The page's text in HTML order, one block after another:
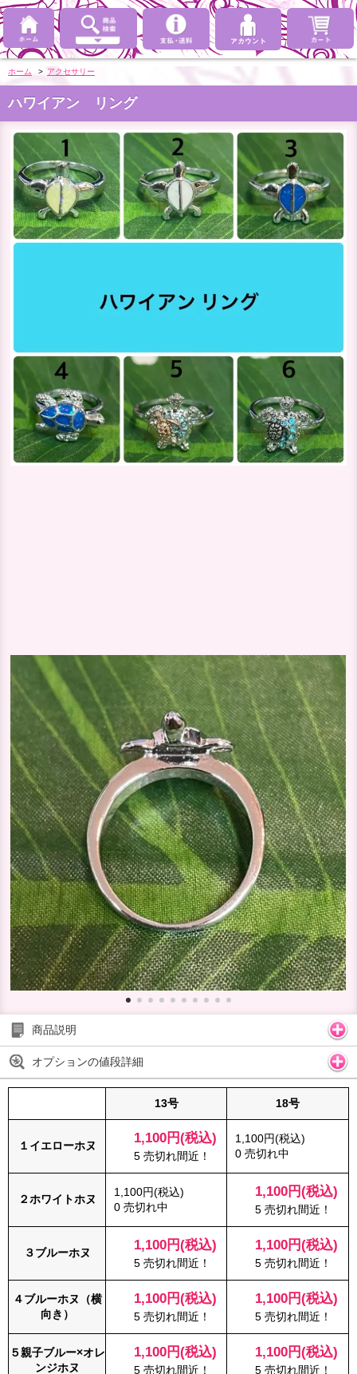
ホーム > アクセサリー
ハワイアン リング
商品説明
オプションの値段詳細
13号 18号
１イエローホヌ 1,100円(税込)
5 売切れ間近！
1,100円(税込)
0 売切れ中
２ホワイトホヌ
1,100円(税込)
0 売切れ中
1,100円(税込)
5 売切れ間近！
３ブルーホヌ 1,100円(税込)
5 売切れ間近！
1,100円(税込)
5 売切れ間近！
４ブルーホヌ（横
向き）
1,100円(税込)
5 売切れ間近！
1,100円(税込)
5 売切れ間近！
５親子ブルー×オレ
ンジホヌ
1,100円(税込)
5 売切れ間近！
1,100円(税込)
5 売切れ間近！